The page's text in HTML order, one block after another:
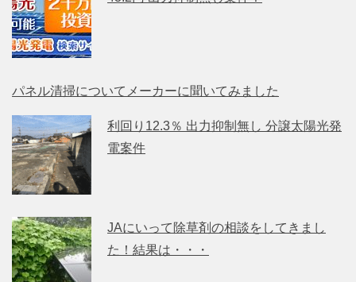
パネル清掃についてメーカーに聞いてみました
利回り12.3％ 出力抑制無し 分譲太陽光発
電案件
JAにいって除草剤の相談をしてきまし
た！結果は・・・